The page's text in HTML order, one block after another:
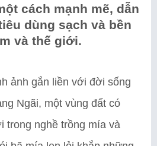
cách mạnh mẽ, dẫn
dùng sạch và bền
và thế giới.
ảnh gắn liền với đời sống
Ngãi, một vùng đất có
trong nghề trồng mía và